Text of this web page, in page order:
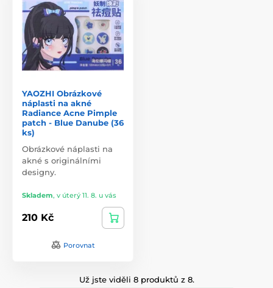
YAOZHI Obrázkové
náplasti na akné
Radiance Acne Pimple
patch - Blue Danube (36
ks)
Obrázkové náplasti na
akné s originálními
designy.
Skladem, v úterý 11. 8. u vás
210 Kč
Porovnat
Už jste viděli 8 produktů z 8.